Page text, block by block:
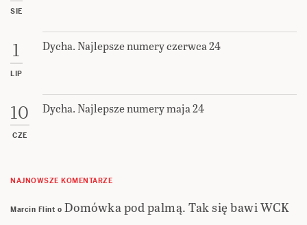
SIE
1
LIP
Dycha. Najlepsze numery czerwca 24
10
CZE
Dycha. Najlepsze numery maja 24
NAJNOWSZE KOMENTARZE
Marcin Flint o Domówka pod palmą. Tak się bawi WCK